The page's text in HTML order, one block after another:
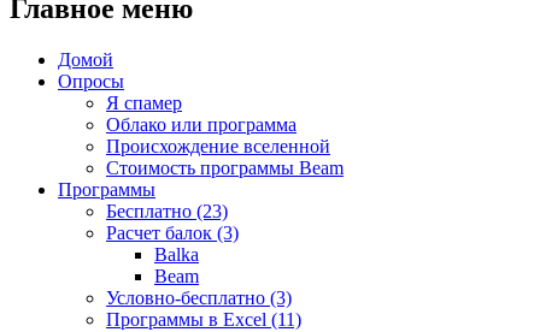
Главное меню
Домой
Опросы
Я спамер
Облако или программа
Происхождение вселенной
Стоимость программы Beam
Программы
Бесплатно (23)
Расчет балок (3)
Balka
Beam
Условно-бесплатно (3)
Программы в Excel (11)